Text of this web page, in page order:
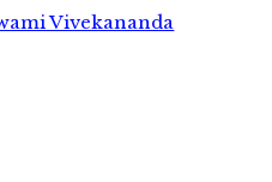
Vivekananda